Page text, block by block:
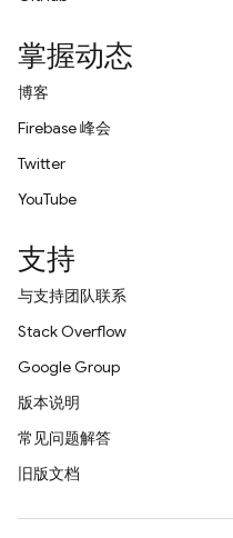
掌握动态
博客
Firebase 峰会
Twitter
YouTube
支持
与支持团队联系
Stack Overflow
Google Group
版本说明
常见问题解答
旧版文档